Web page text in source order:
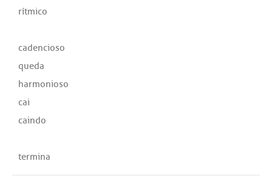
rítmico
cadencioso
queda
harmonioso
cai
caindo
termina